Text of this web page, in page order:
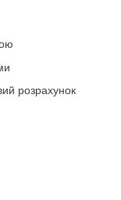
розрахунок